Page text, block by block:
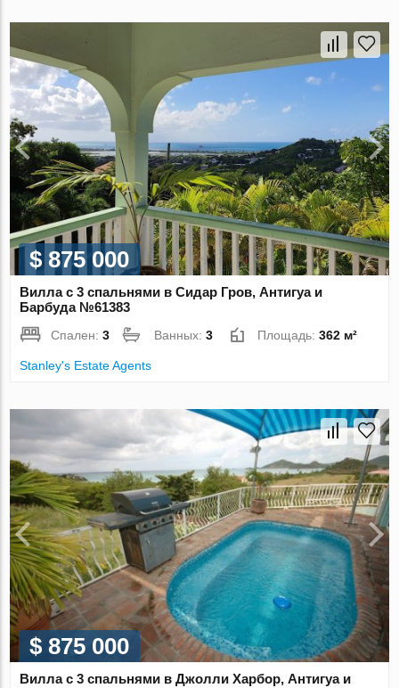
$ 875 000
Вилла с 3 спальнями в Сидар Гров, Антигуа и
Барбуда №61383
Спален:3 Ванных:3 Площадь:362 м²
Stanley's Estate Agents
$ 875 000
Вилла с 3 спальнями в Джолли Харбор, Антигуа и